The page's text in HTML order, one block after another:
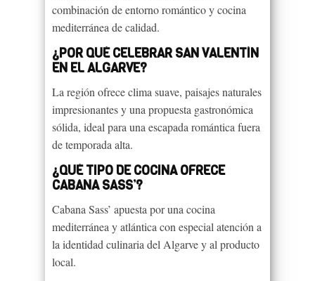
combinación de entorno romántico y cocina
mediterránea de calidad.
¿POR QUÉ CELEBRAR SAN VALENTÍN
EN EL ALGARVE?
La región ofrece clima suave, paisajes naturales
impresionantes y una propuesta gastronómica
sólida, ideal para una escapada romántica fuera
de temporada alta.
¿QUÉ TIPO DE COCINA OFRECE
CABANA SASS’?
Cabana Sass’ apuesta por una cocina
mediterránea y atlántica con especial atención a
la identidad culinaria del Algarve y al producto
local.